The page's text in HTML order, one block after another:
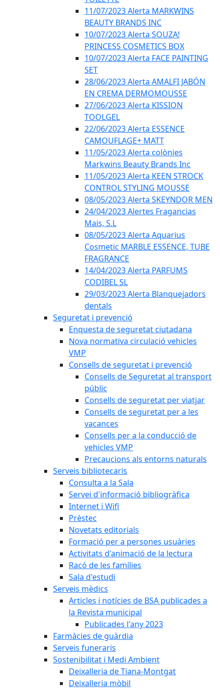
11/07/2023 Alerta MARKWINS
BEAUTY BRANDS INC
10/07/2023 Alerta SOUZA!
PRINCESS COSMETICS BOX
10/07/2023 Alerta FACE PAINTING
SET
28/06/2023 Alerta AMALFI JABÓN
EN CREMA DERMOMOUSSE
27/06/2023 Alerta KISSION
TOOLGEL
22/06/2023 Alerta ESSENCE
CAMOUFLAGE+ MATT
11/05/2023 Alerta colònies
Markwins Beauty Brands Inc
11/05/2023 Alerta KEEN STROCK
CONTROL STYLING MOUSSE
08/05/2023 Alerta SKEYNDOR MEN
24/04/2023 Alertes Fragancias
Mais, S.L
08/05/2023 Alerta Aquarius
Cosmetic MARBLE ESSENCE, TUBE
FRAGRANCE
14/04/2023 Alerta PARFUMS
CODIBEL SL
29/03/2023 Alerta Blanquejadors
dentals
Seguretat i prevenció
Enquesta de seguretat ciutadana
Nova normativa circulació vehicles
VMP
Consells de seguretat i prevenció
Consells de Seguretat al transport
públic
Consells de seguretat per viatjar
Consells de seguretat per a les
vacances
Consells per a la conducció de
vehicles VMP
Precaucions als entorns naturals
Serveis bibliotecaris
Consulta a la Sala
Servei d'informació bibliogràfica
Internet i Wifi
Prèstec
Novetats editorials
Formació per a persones usuàries
Activitats d'animació de la lectura
Racó de les famílies
Sala d'estudi
Serveis mèdics
Articles i notícies de BSA publicades a
la Revista municipal
Publicades l'any 2023
Farmàcies de guàrdia
Serveis funeraris
Sostenibilitat i Medi Ambient
Deixalleria de Tiana-Montgat
Deixalleria mòbil